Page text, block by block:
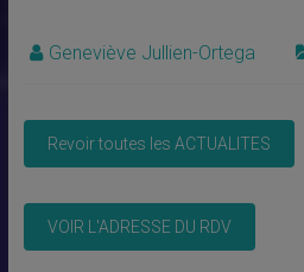
Geneviève Jullien-Ortega